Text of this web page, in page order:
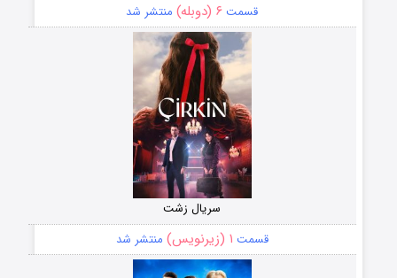
قسمت ۶ (دوبله) منتشر شد
سریال زشت
قسمت ۱ (زیرنویس) منتشر شد